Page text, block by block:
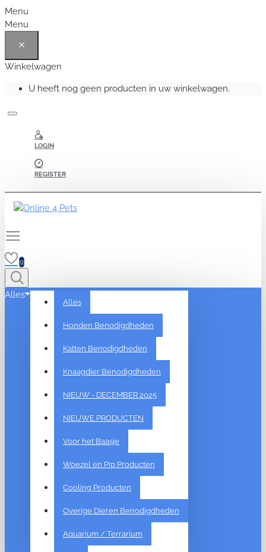
Menu
Menu
Winkelwagen
U heeft nog geen producten in uw winkelwagen.
LOGIN
REGISTER
0
Alles
Alles
Honden Benodigdheden
Katten Benodigdheden
Knaagdier Benodigdheden
NIEUW - DECEMBER 2025
NIEUWE PRODUCTEN
Voor het Baasje
Woezel en Pip Producten
Cooling Producten
Overige Dieren Benodigdheden
Aquarium / Terrarium